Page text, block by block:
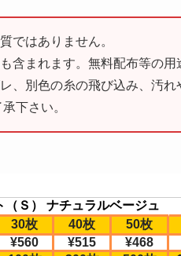
ではありません。
含まれます。無料配布等の用
、別色の糸の飛び込み、汚
下さい。